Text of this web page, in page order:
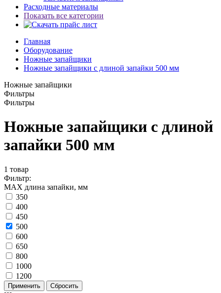
Расходные материалы
Показать все категории
Главная
Оборудование
Ножные запайщики
Ножные запайщики с длиной запайки 500 мм
Ножные запайщики
Фильтры
Фильтры
Ножные запайщики с длиной
запайки 500 мм
1 товар
Фильтр:
МАХ длина запайки, мм
350
400
450
500
600
650
800
1000
1200
Применить Сбросить